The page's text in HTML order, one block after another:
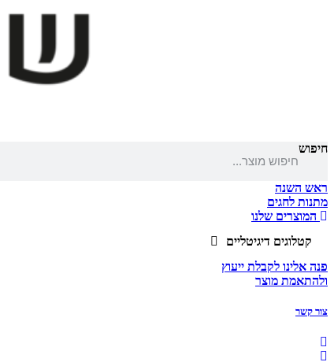
חיפוש
ראש השנה
מתנות לחגים
המוצרים שלנו
קטלוגים דיגיטליים
פנה אלינו לקבלת ייעוץ
ולהתאמת מוצר
צור קשר